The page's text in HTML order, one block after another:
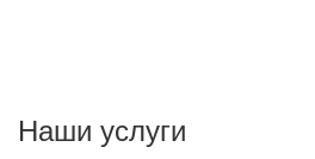
Наши услуги